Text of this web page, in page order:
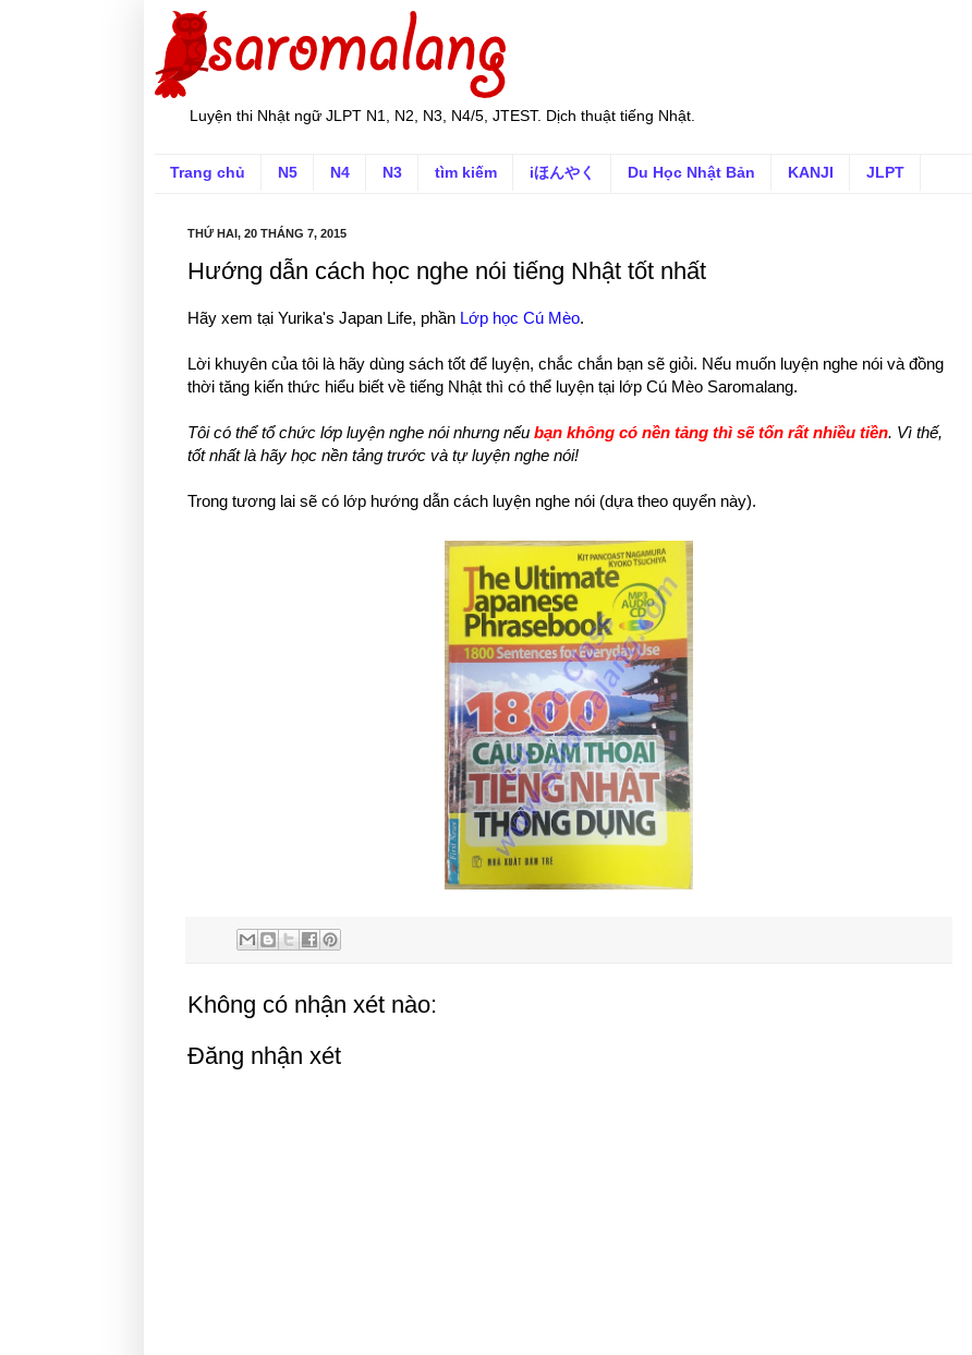
Luyện thi Nhật ngữ JLPT N1, N2, N3, N4/5, JTEST. Dịch thuật tiếng Nhật.
Trang chủ N5 N4 N3 tìm kiếm iほんやく Du Học Nhật Bản KANJI JLPT
THỨ HAI, 20 THÁNG 7, 2015
Hướng dẫn cách học nghe nói tiếng Nhật tốt nhất
Hãy xem tại Yurika's Japan Life, phần Lớp học Cú Mèo.
Lời khuyên của tôi là hãy dùng sách tốt để luyện, chắc chắn bạn sẽ giỏi. Nếu muốn luyện nghe nói và đồng
thời tăng kiến thức hiểu biết về tiếng Nhật thì có thể luyện tại lớp Cú Mèo Saromalang.
Tôi có thể tổ chức lớp luyện nghe nói nhưng nếu bạn không có nền tảng thì sẽ tốn rất nhiều tiền. Vì thế,
tốt nhất là hãy học nền tảng trước và tự luyện nghe nói!
Trong tương lai sẽ có lớp hướng dẫn cách luyện nghe nói (dựa theo quyển này).
Không có nhận xét nào:
Đăng nhận xét